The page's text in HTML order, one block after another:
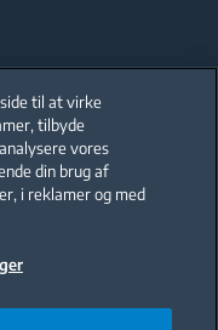
throughout the world
in 57 countries and 45
South Africa, Russia,
and China).
in Europe with its
hold more than 3,500
til at virke
tilbyde
vores
din brug af
i reklamer og med